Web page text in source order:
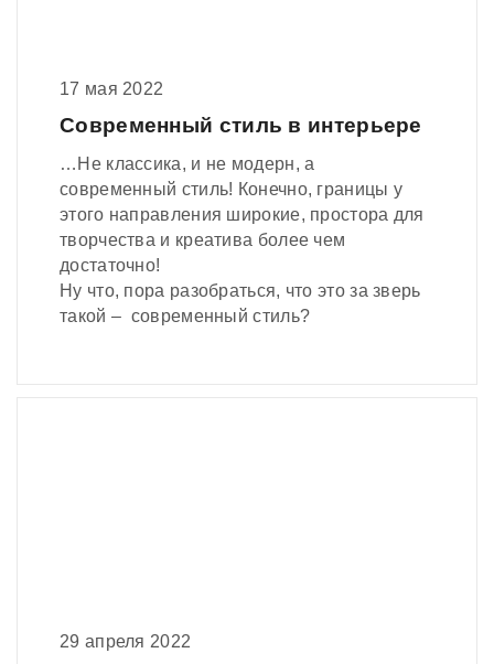
17 мая 2022
Современный стиль в интерьере
…Не классика, и не модерн, а
современный стиль! Конечно, границы у
этого направления широкие, простора для
творчества и креатива более чем
достаточно!
Ну что, пора разобраться, что это за зверь
такой – современный стиль?
29 апреля 2022